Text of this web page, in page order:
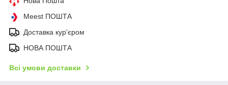
Meest ПОШТА
Доставка кур'єром
НОВА ПОШТА
Всі умови доставки